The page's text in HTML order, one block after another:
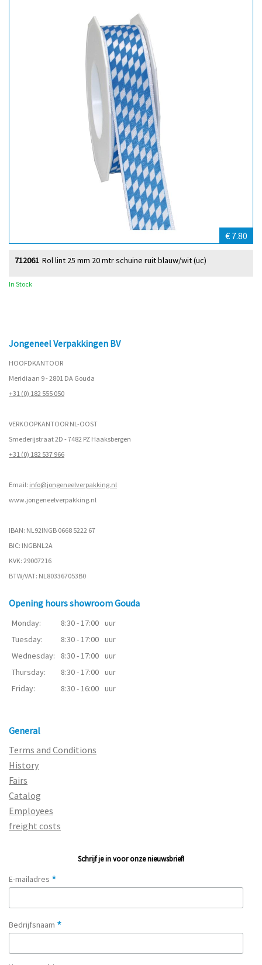
€ 7.80
Rol lint 25 mm 20 mtr schuine ruit blauw/wit (uc)
712061
In Stock
Jongeneel Verpakkingen BV
HOOFDKANTOOR
Meridiaan 9 - 2801 DA Gouda
+31 (0) 182 555 050
VERKOOPKANTOOR NL-OOST
Smederijstraat 2D - 7482 PZ Haaksbergen
+31 (0) 182 537 966
Email: info@jongeneelverpakking.nl
www.jongeneelverpakking.nl
IBAN: NL92INGB 0668 5222 67
BIC: INGBNL2A
KVK: 29007216
BTW/VAT: NL803367053B0
Opening hours showroom Gouda
Monday: 8:30 - 17:00 uur
Tuesday:
8:30 - 17:00 uur
Wednesday:
8:30 - 17:00 uur
Thursday:
8:30 - 17:00 uur
Friday:
8:30 - 16:00 uur
General
Terms and Conditions
History
Fairs
Catalog
Employees
freight costs
Schrijf je in voor onze nieuwsbrief!
E-mailadres *
Bedrijfsnaam *